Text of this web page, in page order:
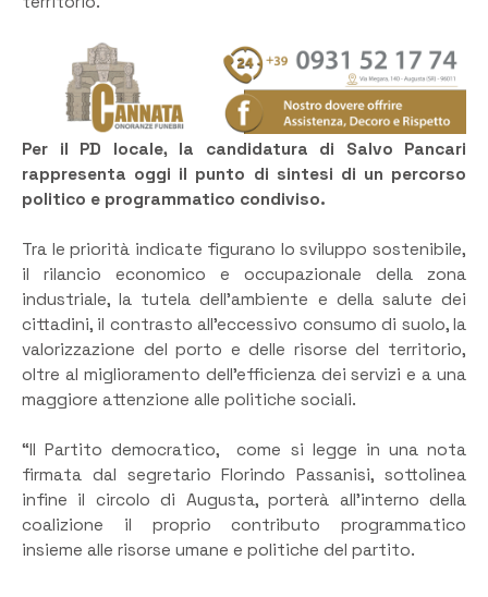
Per il PD locale, la candidatura di Salvo Pancari
rappresenta oggi il punto di sintesi di un percorso
politico e programmatico condiviso.
Tra le priorità indicate figurano lo sviluppo sostenibile,
il rilancio economico e occupazionale della zona
industriale, la tutela dell’ambiente e della salute dei
cittadini, il contrasto all’eccessivo consumo di suolo, la
valorizzazione del porto e delle risorse del territorio,
oltre al miglioramento dell’efficienza dei servizi e a una
maggiore attenzione alle politiche sociali.
“Il Partito democratico, come si legge in una nota
firmata dal segretario Florindo Passanisi, sottolinea
infine il circolo di Augusta, porterà all’interno della
coalizione il proprio contributo programmatico
insieme alle risorse umane e politiche del partito.